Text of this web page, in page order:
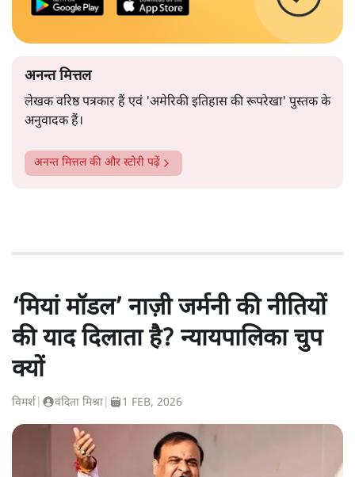
अनन्त मित्तल
लेखक वरिष्ठ पत्रकार हैं एवं 'अमेरिकी इतिहास की रूपरेखा' पुस्तक के
अनुवादक हैं।
अनन्त मित्तलकी और स्टोरी पढ़ें
‘मियां मॉडल’ नाज़ी जर्मनी की नीतियों
की याद दिलाता है? न्यायपालिका चुप
क्यों
विमर्श वंदिता मिश्रा 1 FEB, 2026